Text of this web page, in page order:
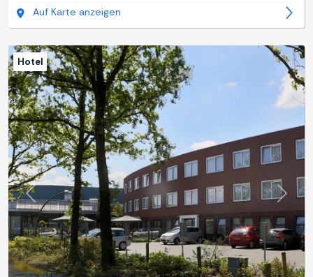
Auf Karte anzeigen
Zurück
Hotel